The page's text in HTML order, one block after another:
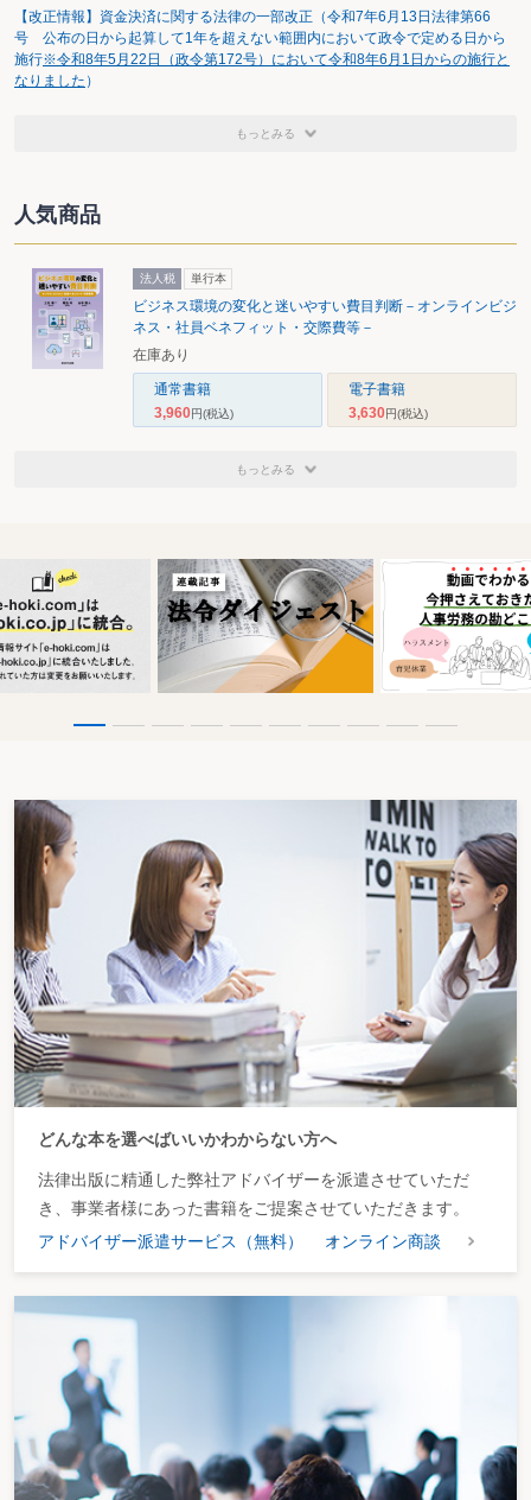
【改正情報】資金決済に関する法律の一部改正（令和7年6月13日法律第66
号 公布の日から起算して1年を超えない範囲内において政令で定める日から
施行※令和8年5月22日（政令第172号）において令和8年6月1日からの施行と
なりました ）
もっとみる
人気商品
法人税 単行本
ビジネス環境の変化と迷いやすい費目判断－オンラインビジ
ネス・社員ベネフィット・交際費等－
在庫あり
通常書籍
3,960円(税込)
電子書籍
3,630円(税込)
もっとみる
どんな本を選べばいいかわからない方へ
法律出版に精通した弊社アドバイザーを派遣させていただ
き、事業者様にあった書籍をご提案させていただきます。
アドバイザー派遣サービス（無料）
オンライン商談